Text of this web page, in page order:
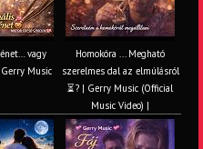
vagy
Music
Homokóra ... Megható
szerelmes dal az elmúlásról
⏳? | Gerry Music (Official
Music Video) |